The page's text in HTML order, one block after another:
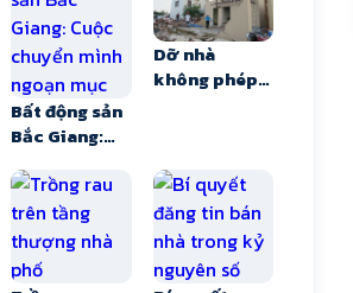
Bất động sản
Bắc Giang:
mình ngoạn
mục
Dỡ nhà
không phép: